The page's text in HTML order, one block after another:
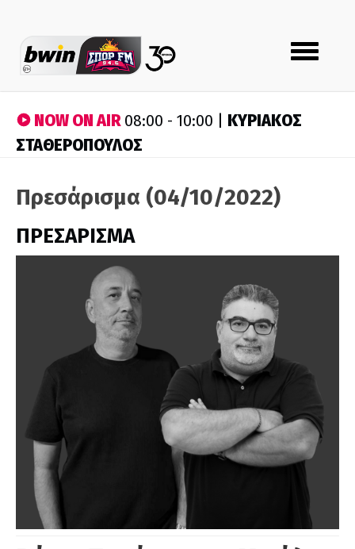
Toggle
navigation
NOW ON AIR08:00 - 10:00 | ΚΥΡΙΑΚΟΣ
ΣΤΑΘΕΡΟΠΟΥΛΟΣ
Πρεσάρισμα (04/10/2022)
ΠΡΕΣΑΡΙΣΜΑ